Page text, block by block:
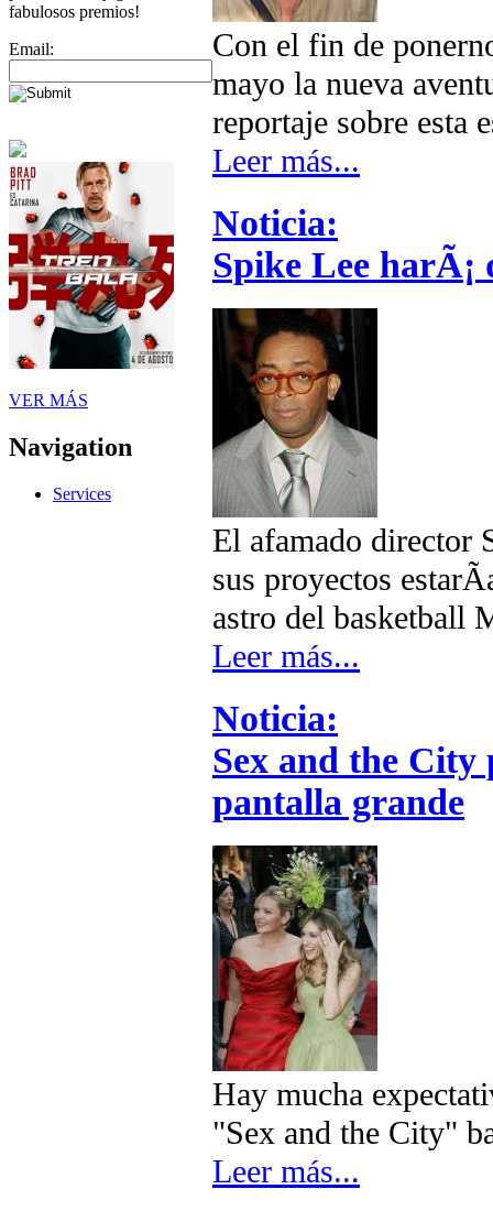
fabulosos premios!
Email:
VER MÁS
Navigation
Services
Con el fin de
mayo la nueva
reportaje sobre esta
Leer más...
Noticia:
Spike Lee
El afamado director
sus proyectos
astro del basketball
Leer más...
Noticia:
Sex and the City
pantalla grande
Hay mucha
"Sex and the City"
Leer más...